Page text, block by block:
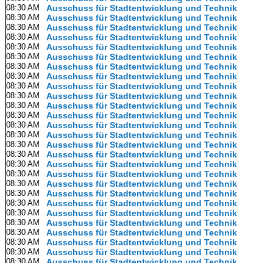
08:30 AM Ausschuss für Stadtentwicklung und Technik
08:30 AM Ausschuss für Stadtentwicklung und Technik
08:30 AM Ausschuss für Stadtentwicklung und Technik
08:30 AM Ausschuss für Stadtentwicklung und Technik
08:30 AM Ausschuss für Stadtentwicklung und Technik
08:30 AM Ausschuss für Stadtentwicklung und Technik
08:30 AM Ausschuss für Stadtentwicklung und Technik
08:30 AM Ausschuss für Stadtentwicklung und Technik
08:30 AM Ausschuss für Stadtentwicklung und Technik
08:30 AM Ausschuss für Stadtentwicklung und Technik
08:30 AM Ausschuss für Stadtentwicklung und Technik
08:30 AM Ausschuss für Stadtentwicklung und Technik
08:30 AM Ausschuss für Stadtentwicklung und Technik
08:30 AM Ausschuss für Stadtentwicklung und Technik
08:30 AM Ausschuss für Stadtentwicklung und Technik
08:30 AM Ausschuss für Stadtentwicklung und Technik
08:30 AM Ausschuss für Stadtentwicklung und Technik
08:30 AM Ausschuss für Stadtentwicklung und Technik
08:30 AM Ausschuss für Stadtentwicklung und Technik
08:30 AM Ausschuss für Stadtentwicklung und Technik
08:30 AM Ausschuss für Stadtentwicklung und Technik
08:30 AM Ausschuss für Stadtentwicklung und Technik
08:30 AM Ausschuss für Stadtentwicklung und Technik
08:30 AM Ausschuss für Stadtentwicklung und Technik
08:30 AM Ausschuss für Stadtentwicklung und Technik
08:30 AM Ausschuss für Stadtentwicklung und Technik